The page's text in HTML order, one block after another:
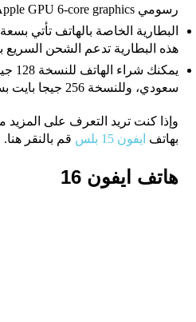
رسومي Apple GPU 6-core graphics.
هذه البطارية تدعم الشحن السريع بقوة
سعودي، وللنسخة 256 جيجا بايت بسعر 4700 ريال سعودي.
وإذا كنت تريد التعرف على
بهاتف ايفون 15 بلس قم بالنقر هنا.
هاتف ايفون 16